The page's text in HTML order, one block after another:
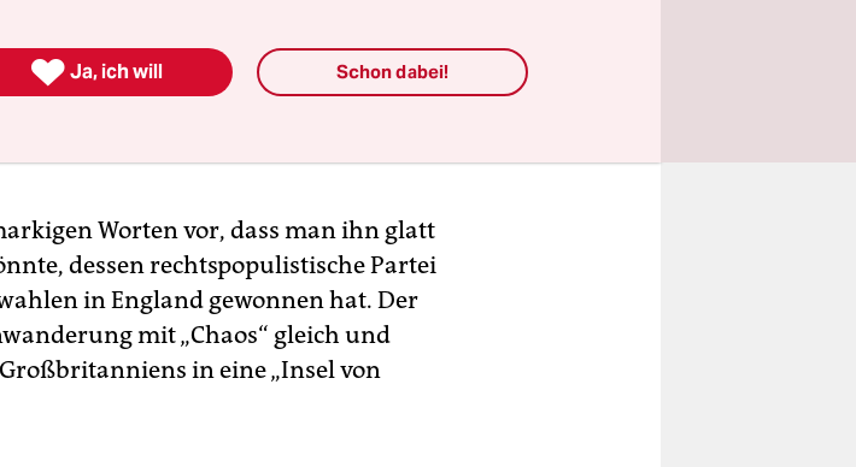
ein relativ technischer Katalog
die die ab der Regierungszeit von
Worten vor, dass man ihn glatt
dessen rechtspopulistische Partei
in England gewonnen hat. Der
mit „Chaos“ gleich und
in eine „Insel von
 Ja, ich will Schon dabei!